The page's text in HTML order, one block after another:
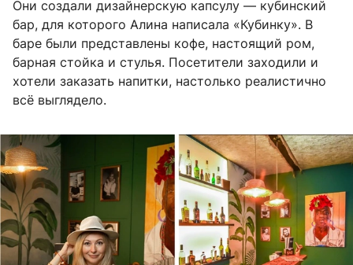
Они создали дизайнерскую капсулу — кубинский
бар, для которого Алина написала «Кубинку». В
баре были представлены кофе, настоящий ром,
барная стойка и стулья. Посетители заходили и
хотели заказать напитки, настолько реалистично
всё выглядело.